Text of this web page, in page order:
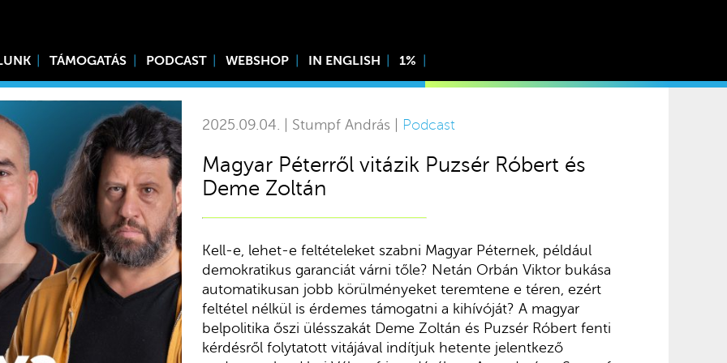
TÁMOGATÁS PODCAST WEBSHOP IN ENGLISH 1%
2025.09.04. | Stumpf András | Podcast
Magyar Péterről vitázik Puzsér Róbert és
Deme Zoltán
Kell-e, lehet-e feltételeket szabni Magyar Péternek, például
demokratikus garanciát várni tőle? Netán Orbán Viktor bukása
automatikusan jobb körülményeket teremtene e téren, ezért
feltétel nélkül is érdemes támogatni a kihívóját? A magyar
belpolitika őszi ülésszakát Deme Zoltán és Puzsér Róbert fenti
kérdésről folytatott vitájával indítjuk hetente jelentkező